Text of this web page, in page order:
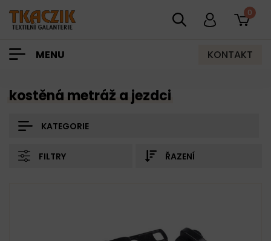
0
MENU KONTAKT
KATEGORIE
FILTRY
kostěná metráž a jezdci
ŘAZENÍ